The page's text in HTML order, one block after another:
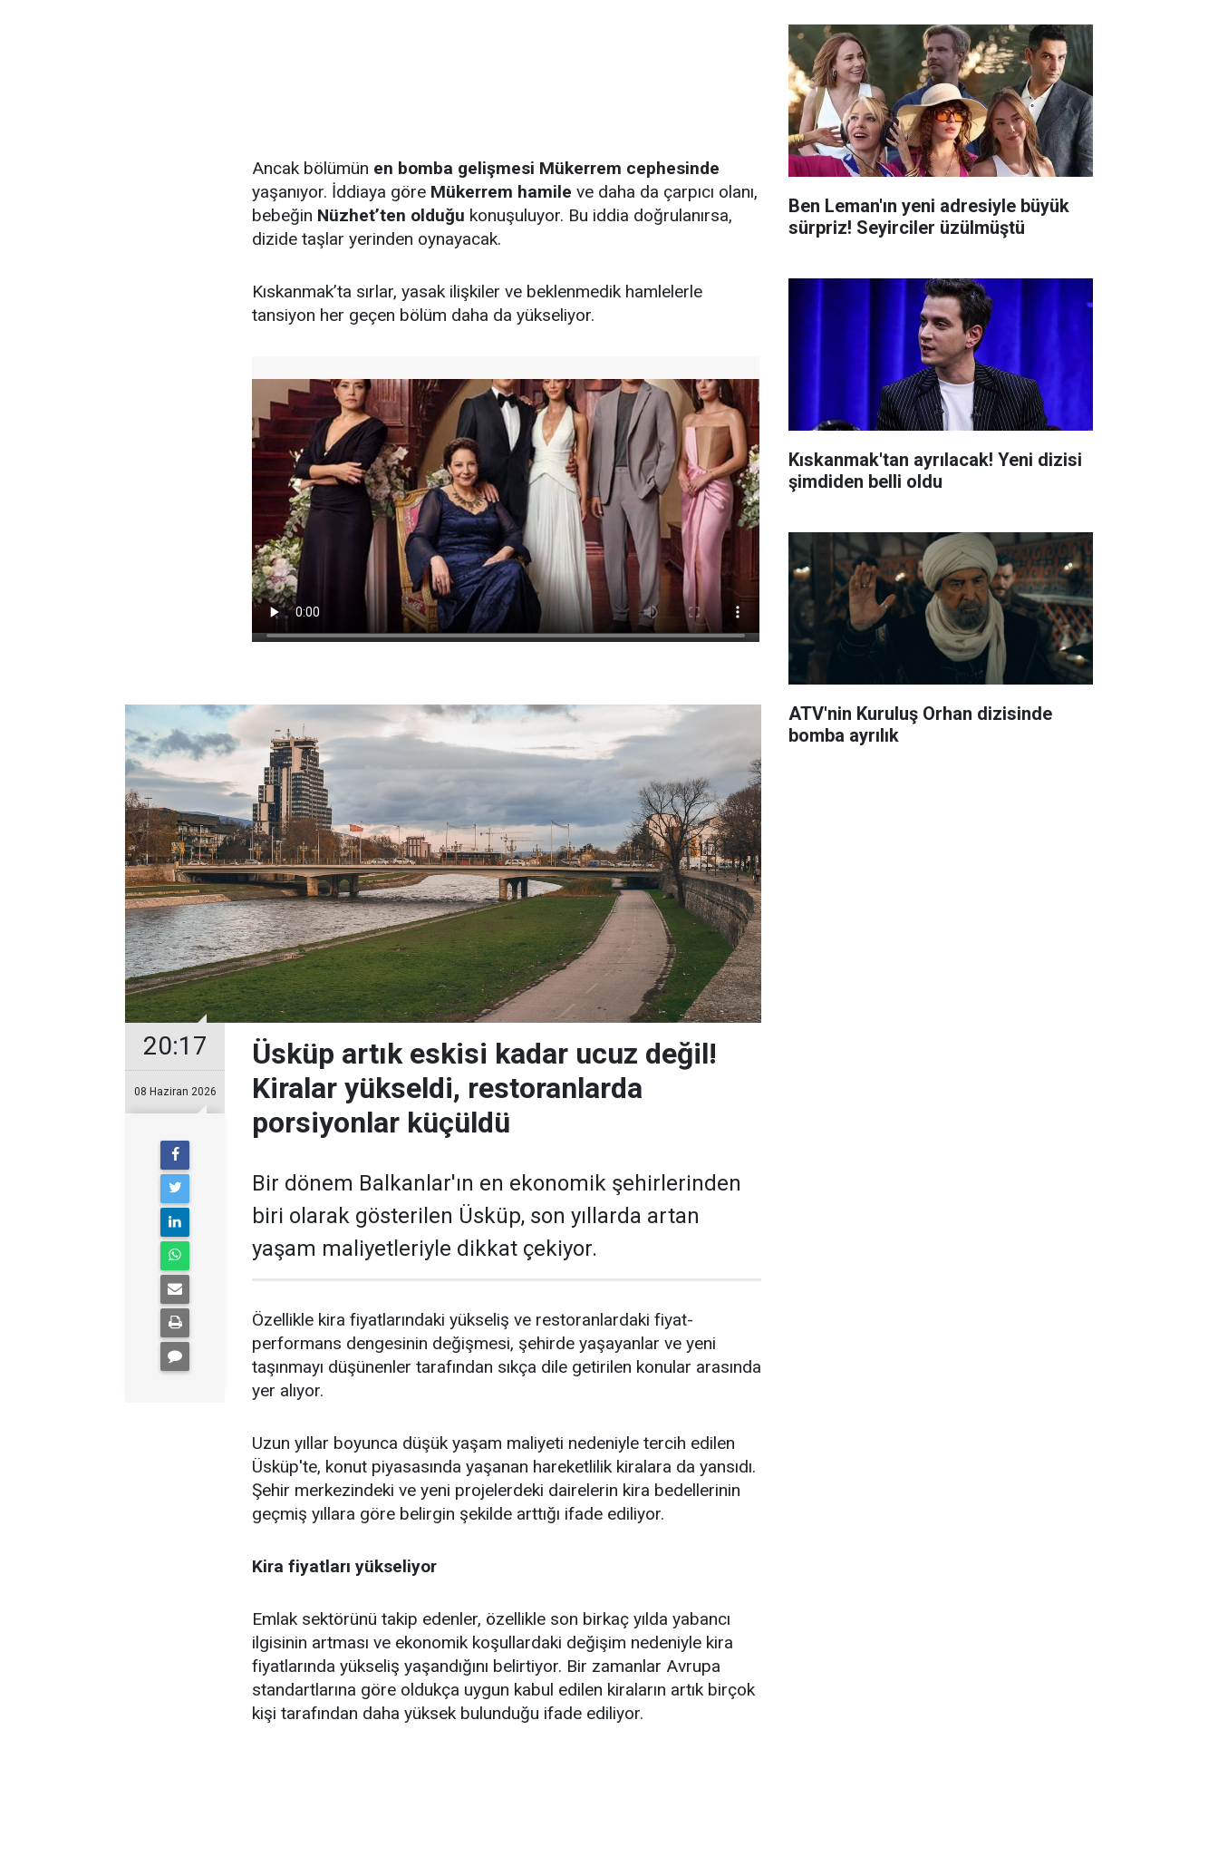
Ancak bölümün en bomba gelişmesi Mükerrem cephesinde
yaşanıyor. İddiaya göre Mükerrem hamile ve daha da çarpıcı olanı,
bebeğin Nüzhet’ten olduğu konuşuluyor. Bu iddia doğrulanırsa,
dizide taşlar yerinden oynayacak.
Kıskanmak’ta sırlar, yasak ilişkiler ve beklenmedik hamlelerle
tansiyon her geçen bölüm daha da yükseliyor.
20:17
08 Haziran 2026
Üsküp artık eskisi kadar ucuz değil!
Kiralar yükseldi, restoranlarda
porsiyonlar küçüldü
Bir dönem Balkanlar'ın en ekonomik şehirlerinden
biri olarak gösterilen Üsküp, son yıllarda artan
yaşam maliyetleriyle dikkat çekiyor.
Özellikle kira fiyatlarındaki yükseliş ve restoranlardaki fiyat-
performans dengesinin değişmesi, şehirde yaşayanlar ve yeni
taşınmayı düşünenler tarafından sıkça dile getirilen konular arasında
yer alıyor.
Uzun yıllar boyunca düşük yaşam maliyeti nedeniyle tercih edilen
Üsküp'te, konut piyasasında yaşanan hareketlilik kiralara da yansıdı.
Şehir merkezindeki ve yeni projelerdeki dairelerin kira bedellerinin
geçmiş yıllara göre belirgin şekilde arttığı ifade ediliyor.
Kira fiyatları yükseliyor
Emlak sektörünü takip edenler, özellikle son birkaç yılda yabancı
ilgisinin artması ve ekonomik koşullardaki değişim nedeniyle kira
fiyatlarında yükseliş yaşandığını belirtiyor. Bir zamanlar Avrupa
standartlarına göre oldukça uygun kabul edilen kiraların artık birçok
kişi tarafından daha yüksek bulunduğu ifade ediliyor.
Ben Leman'ın yeni adresiyle büyük
sürpriz! Seyirciler üzülmüştü
Kıskanmak'tan ayrılacak! Yeni dizisi
şimdiden belli oldu
ATV'nin Kuruluş Orhan dizisinde
bomba ayrılık